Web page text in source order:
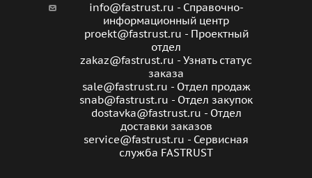
info@fastrust.ru - Справочно-
информационный центр
proekt@fastrust.ru - Проектный
отдел
zakaz@fastrust.ru - Узнать статус
заказа
sale@fastrust.ru - Отдел продаж
snab@fastrust.ru - Отдел закупок
dostavka@fastrust.ru - Отдел
доставки заказов
service@fastrust.ru - Сервисная
служба FASTRUST